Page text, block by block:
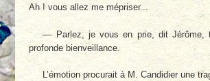
Ah ! vous allez me mépriser...
— Parlez, je vous en prie, dit Jérôme,
profonde bienveillance.
L’émotion procurait à M. Candidier une